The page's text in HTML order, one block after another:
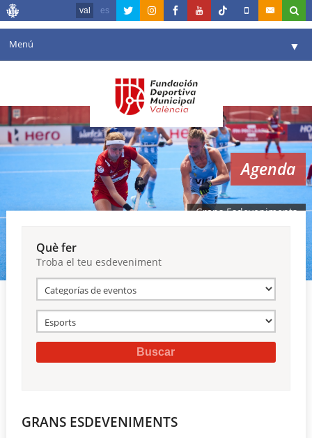
val es
Menú ▼
Agenda
Instal·lacions ▼
Comunicació ▼
▼
Reserves
Agenda
Grans Esdeveniments
Què fer
Troba el teu esdeveniment
GRANS ESDEVENIMENTS